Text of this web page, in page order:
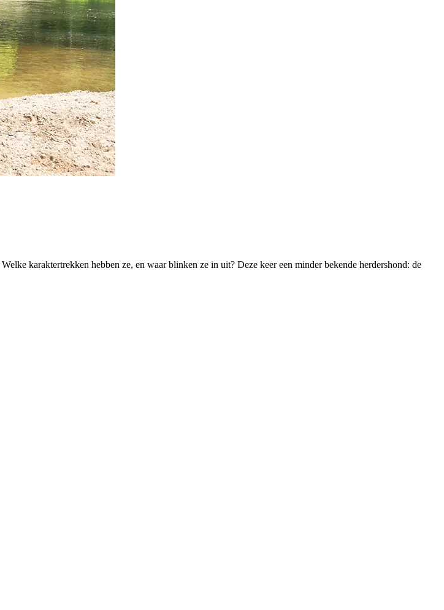
Welke karaktertrekken hebben ze, en waar blinken ze in uit? Deze keer een minder bekende herdershond: de